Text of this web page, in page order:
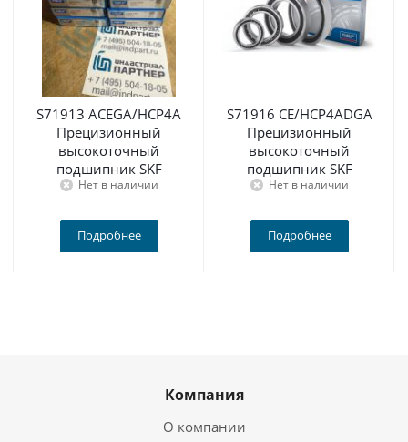
S71913 ACEGA/HCP4A
Прецизионный
высокоточный
подшипник SKF
Нет в наличии
Подробнее
S71916 CE/HCP4ADGA
Прецизионный
высокоточный
подшипник SKF
Нет в наличии
Подробнее
Компания
О компании